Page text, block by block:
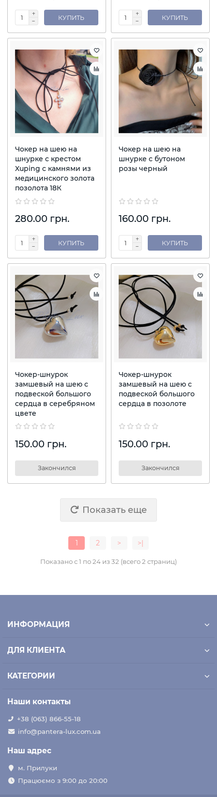
КУПИТЬ КУПИТЬ
Чокер на шею на
шнурке с крестом
Xuping с камнями из
медицинского золота
позолота 18К
280.00 грн.
КУПИТЬ
Чокер на шею на
шнурке с бутоном
розы черный
160.00 грн.
КУПИТЬ
Чокер-шнурок
замшевый на шею с
подвеской большого
сердца в серебряном
цвете
150.00 грн.
Закончился
Чокер-шнурок
замшевый на шею с
подвеской большого
сердца в позолоте
150.00 грн.
Закончился
Показать еще
1 2 > >|
Показано с 1 по 24 из 32 (всего 2 страниц)
ИНФОРМАЦИЯ
ДЛЯ КЛИЕНТА
КАТЕГОРИИ
Наши контакты
+38 (063) 866-55-18
info@pantera-lux.com.ua
Наш адрес
м. Прилуки
Працюємо з 9:00 до 20:00